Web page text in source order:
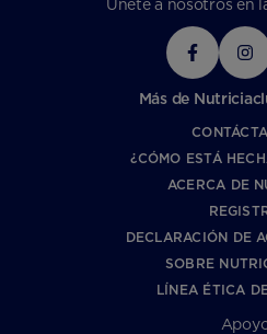
Únete a nosotros en
Más de
¿CÓMO ESTÁ
ACERCA DE
DECLARACIÓN DE
SOBRE
LÍNEA ÉTICA